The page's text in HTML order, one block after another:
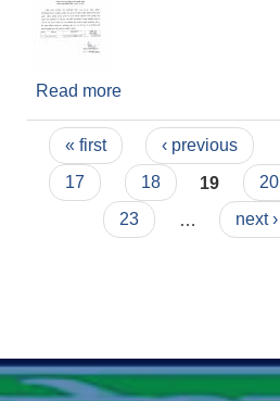
Read more
Pages
« first ‹ previous
17
18 19 20
23
next ›